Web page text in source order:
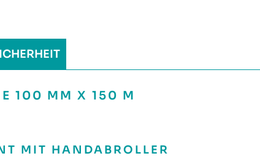
100 MM X 150 M
MIT HANDABROLLER